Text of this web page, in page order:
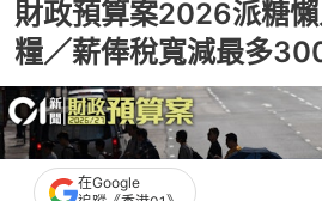
財政預算案2026派糖
糧／薪俸稅寬減最多
在Google